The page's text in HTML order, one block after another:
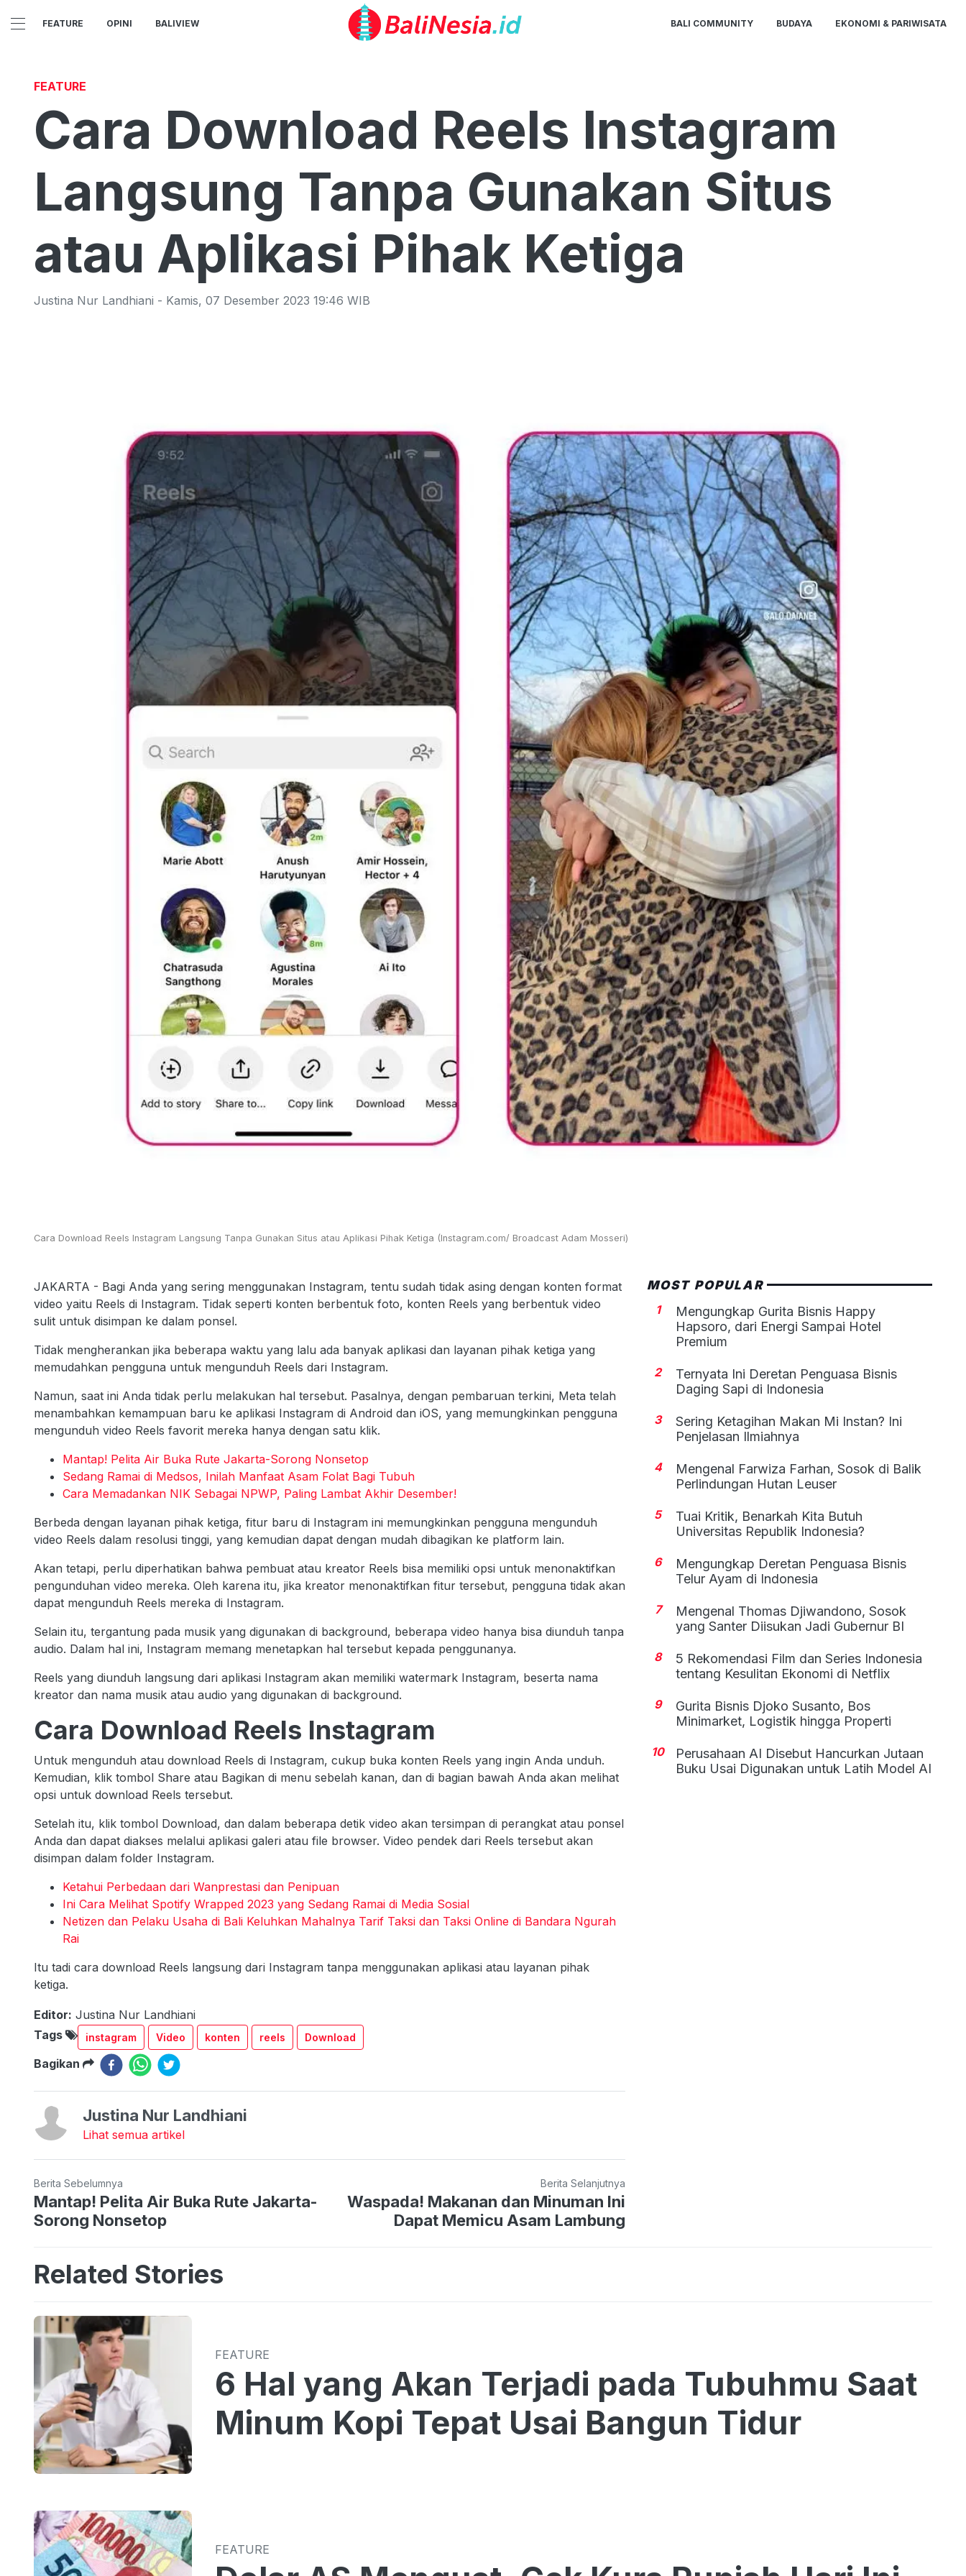
FEATURE OPINI BALIVIEW BALI COMMUNITY BUDAYA EKONOMI & PARIWISATA
FEATURE
Cara Download Reels Instagram
Langsung Tanpa Gunakan Situs
atau Aplikasi Pihak Ketiga
Justina Nur Landhiani - Kamis, 07 Desember 2023 19:46 WIB
Cara Download Reels Instagram Langsung Tanpa Gunakan Situs atau Aplikasi Pihak Ketiga (Instagram.com/ Broadcast Adam Mosseri)
JAKARTA - Bagi Anda yang sering menggunakan Instagram, tentu sudah tidak asing dengan konten format
video yaitu Reels di Instagram. Tidak seperti konten berbentuk foto, konten Reels yang berbentuk video
sulit untuk disimpan ke dalam ponsel.
Tidak mengherankan jika beberapa waktu yang lalu ada banyak aplikasi dan layanan pihak ketiga yang
memudahkan pengguna untuk mengunduh Reels dari Instagram.
Namun, saat ini Anda tidak perlu melakukan hal tersebut. Pasalnya, dengan pembaruan terkini, Meta telah
menambahkan kemampuan baru ke aplikasi Instagram di Android dan iOS, yang memungkinkan pengguna
mengunduh video Reels favorit mereka hanya dengan satu klik.
Mantap! Pelita Air Buka Rute Jakarta-Sorong Nonsetop
Sedang Ramai di Medsos, Inilah Manfaat Asam Folat Bagi Tubuh
Cara Memadankan NIK Sebagai NPWP, Paling Lambat Akhir Desember!
Berbeda dengan layanan pihak ketiga, fitur baru di Instagram ini memungkinkan pengguna mengunduh
video Reels dalam resolusi tinggi, yang kemudian dapat dengan mudah dibagikan ke platform lain.
Akan tetapi, perlu diperhatikan bahwa pembuat atau kreator Reels bisa memiliki opsi untuk menonaktifkan
pengunduhan video mereka. Oleh karena itu, jika kreator menonaktifkan fitur tersebut, pengguna tidak akan
dapat mengunduh Reels mereka di Instagram.
Selain itu, tergantung pada musik yang digunakan di background, beberapa video hanya bisa diunduh tanpa
audio. Dalam hal ini, Instagram memang menetapkan hal tersebut kepada penggunanya.
Reels yang diunduh langsung dari aplikasi Instagram akan memiliki watermark Instagram, beserta nama
kreator dan nama musik atau audio yang digunakan di background.
Cara Download Reels Instagram
Untuk mengunduh atau download Reels di Instagram, cukup buka konten Reels yang ingin Anda unduh.
Kemudian, klik tombol Share atau Bagikan di menu sebelah kanan, dan di bagian bawah Anda akan melihat
opsi untuk download Reels tersebut.
Setelah itu, klik tombol Download, dan dalam beberapa detik video akan tersimpan di perangkat atau ponsel
Anda dan dapat diakses melalui aplikasi galeri atau file browser. Video pendek dari Reels tersebut akan
disimpan dalam folder Instagram.
Ketahui Perbedaan dari Wanprestasi dan Penipuan
Ini Cara Melihat Spotify Wrapped 2023 yang Sedang Ramai di Media Sosial
Netizen dan Pelaku Usaha di Bali Keluhkan Mahalnya Tarif Taksi dan Taksi Online di Bandara Ngurah
Rai
Itu tadi cara download Reels langsung dari Instagram tanpa menggunakan aplikasi atau layanan pihak
ketiga.
Editor: Justina Nur Landhiani
Tags
instagram Video konten reels Download
Bagikan
Justina Nur Landhiani
Lihat semua artikel
Berita Sebelumnya
Mantap! Pelita Air Buka Rute Jakarta-
Sorong Nonsetop
Berita Selanjutnya
Waspada! Makanan dan Minuman Ini
Dapat Memicu Asam Lambung
MOST POPULAR
1
Mengungkap Gurita Bisnis Happy
Hapsoro, dari Energi Sampai Hotel
Premium
2
Ternyata Ini Deretan Penguasa Bisnis
Daging Sapi di Indonesia
3
Sering Ketagihan Makan Mi Instan? Ini
Penjelasan Ilmiahnya
4
Mengenal Farwiza Farhan, Sosok di Balik
Perlindungan Hutan Leuser
5
Tuai Kritik, Benarkah Kita Butuh
Universitas Republik Indonesia?
6
Mengungkap Deretan Penguasa Bisnis
Telur Ayam di Indonesia
7
Mengenal Thomas Djiwandono, Sosok
yang Santer Diisukan Jadi Gubernur BI
8
5 Rekomendasi Film dan Series Indonesia
tentang Kesulitan Ekonomi di Netflix
9
Gurita Bisnis Djoko Susanto, Bos
Minimarket, Logistik hingga Properti
10
Perusahaan AI Disebut Hancurkan Jutaan
Buku Usai Digunakan untuk Latih Model AI
Related Stories
FEATURE
6 Hal yang Akan Terjadi pada Tubuhmu Saat
Minum Kopi Tepat Usai Bangun Tidur
FEATURE